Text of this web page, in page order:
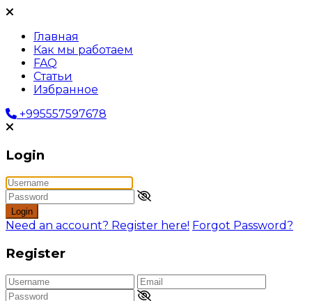
Главная
Как мы работаем
FAQ
Статьи
Избранное
+995557597678
Login
Login
Need an account? Register here! Forgot Password?
Register